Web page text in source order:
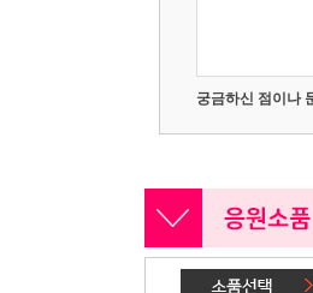
궁금하신 점이나